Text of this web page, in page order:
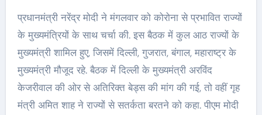
प्रधानमंत्री नरेंद्र मोदी ने मंगलवार को कोरोना से प्रभावित राज्यों
के मुख्यमंत्रियों के साथ चर्चा की. इस बैठक में कुल आठ राज्यों के
मुख्यमंत्री शामिल हुए, जिसमें दिल्ली, गुजरात, बंगाल, महाराष्ट्र के
मुख्यमंत्री मौजूद रहे. बैठक में दिल्ली के मुख्यमंत्री अरविंद
केजरीवाल की ओर से अतिरिक्त बेड्स की मांग की गई, तो वहीं गृह
मंत्री अमित शाह ने राज्यों से सतर्कता बरतने को कहा. पीएम मोदी